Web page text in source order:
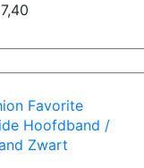
7,40